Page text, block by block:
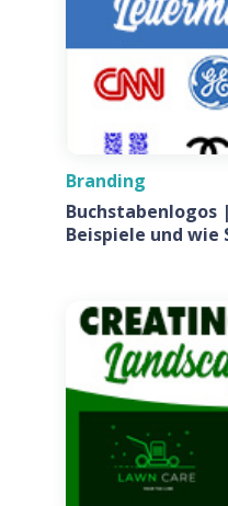
Branding
Buchstabenlogos
Beispiele und wie